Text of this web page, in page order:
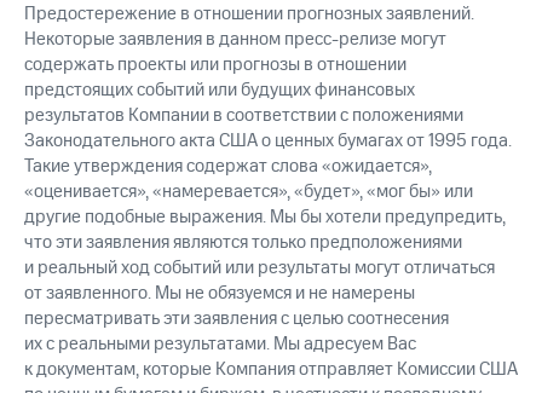
Предостережение в отношении прогнозных заявлений.
Некоторые заявления в данном пресс-релизе могут
содержать проекты или прогнозы в отношении
предстоящих событий или будущих финансовых
результатов Компании в соответствии с положениями
Законодательного акта США о ценных бумагах от 1995 года.
Такие утверждения содержат слова «ожидается»,
«оценивается», «намеревается», «будет», «мог бы» или
другие подобные выражения. Мы бы хотели предупредить,
что эти заявления являются только предположениями
и реальный ход событий или результаты могут отличаться
от заявленного. Мы не обязуемся и не намерены
пересматривать эти заявления с целью соотнесения
их с реальными результатами. Мы адресуем Вас
к документам, которые Компания отправляет Комиссии США